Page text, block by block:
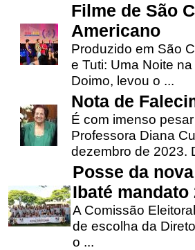
Filme de São
Americano
Produzido em São
e Tuti: Uma Noite
Doimo, levou o ...
Nota de
É com imenso
Professora Diana
dezembro de 2023.
Posse da
Ibaté mandato
A Comissão
de escolha da
o ...